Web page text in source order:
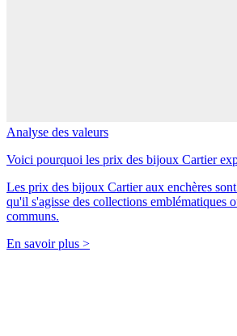
Analyse des valeurs
Voici pourquoi les prix des bijoux Cartier
Les prix des bijoux Cartier aux enchères
qu'il s'agisse des collections emblématiques
communs.
En savoir plus >